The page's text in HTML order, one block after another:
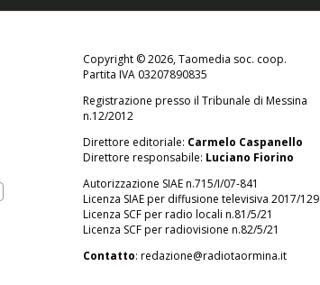
Copyright © 2026, Taomedia soc. coop.
Partita IVA 03207890835
Registrazione presso il Tribunale di Messina
n.12/2012
Direttore editoriale: Carmelo Caspanello
Direttore responsabile: Luciano Fiorino
Autorizzazione SIAE n.715/I/07-841
Licenza SIAE per diffusione televisiva 2017/129
Licenza SCF per radio locali n.81/5/21
Licenza SCF per radiovisione n.82/5/21
Contatto: redazione@radiotaormina.it